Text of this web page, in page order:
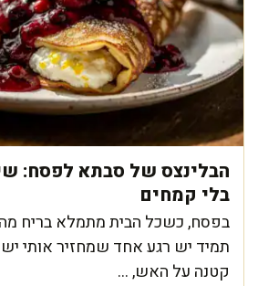
הבלינצס של סבתא לפסח:
בלי קמחים
בפסח, כשכל הבית מתמלא בריח
תמיד יש רגע אחד שמחזיר אותי
קטנה על האש, ...